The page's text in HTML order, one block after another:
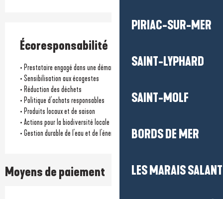
PIRIAC-SUR-MER
SAINT-LYPHARD
SAINT-MOLF
BORDS DE MER
LES MARAIS
Écoresponsabilité
• Prestataire engagé dans une démarche environnementale
• Sensibilisation aux écogestes
• Réduction des déchets
• Politique d’achats responsables
• Produits locaux et de saison
• Actions pour la biodiversité locale
• Gestion durable de l'eau et de l'énergie
Moyens de paiement